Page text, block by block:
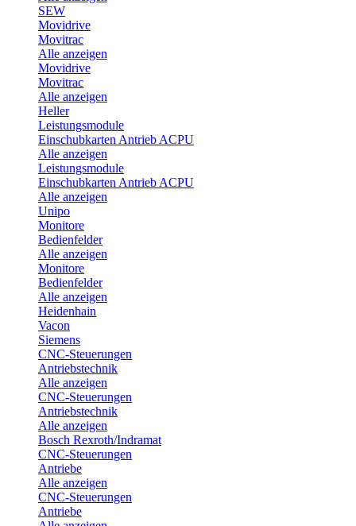
SEW
Movidrive
Movitrac
Alle anzeigen
Movidrive
Movitrac
Alle anzeigen
Heller
Leistungsmodule
Einschubkarten Antrieb ACPU
Alle anzeigen
Leistungsmodule
Einschubkarten Antrieb ACPU
Alle anzeigen
Unipo
Monitore
Bedienfelder
Alle anzeigen
Monitore
Bedienfelder
Alle anzeigen
Heidenhain
Vacon
Siemens
CNC-Steuerungen
Antriebstechnik
Alle anzeigen
CNC-Steuerungen
Antriebstechnik
Alle anzeigen
Bosch Rexroth/Indramat
CNC-Steuerungen
Antriebe
Alle anzeigen
CNC-Steuerungen
Antriebe